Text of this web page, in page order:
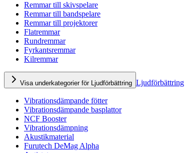
Remmar till skivspelare
Remmar till bandspelare
Remmar till projektorer
Flatremmar
Rundremmar
Fyrkantsremmar
Kilremmar
Visa underkategorier för Ljudförbättring Ljudförbättring
Vibrationsdämpande fötter
Vibrationsdämpande basplattor
NCF Booster
Vibrationsdämpning
Akustikmaterial
Furutech DeMag Alpha